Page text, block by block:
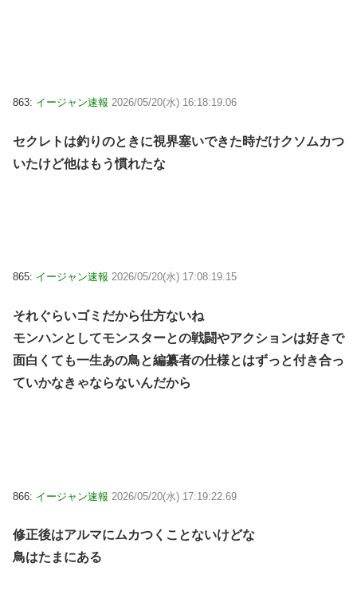
863: イージャン速報 2026/05/20(水) 16:18:19.06
セクレトは釣りのときに視界塞いできた時だけクソムカつ
いたけど他はもう慣れたな
865: イージャン速報 2026/05/20(水) 17:08:19.15
それぐらいゴミだから仕方ないね
モンハンとしてモンスターとの戦闘やアクションは好きで
面白くても一生あの鳥と編纂者の仕様とはずっと付き合っ
ていかなきゃならないんだから
866: イージャン速報 2026/05/20(水) 17:19:22.69
修正後はアルマにムカつくことないけどな
鳥はたまにある